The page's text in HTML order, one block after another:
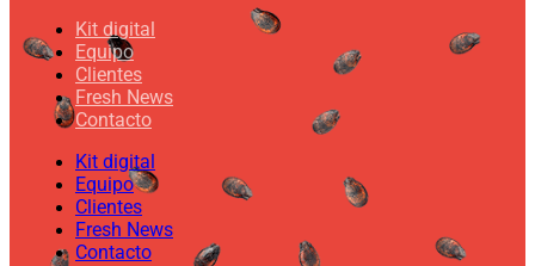
Kit digital
Equipo
Clientes
Fresh News
Contacto
Kit digital
Equipo
Clientes
Fresh News
Contacto